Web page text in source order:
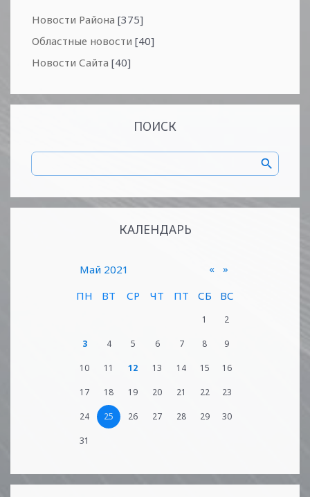
Новости Района [375]
Областные новости [40]
Новости Сайта [40]
ПОИСК
КАЛЕНДАРЬ
«
Май 2021
»
ПН
ВТ СР ЧТ ПТ СБ ВС
1 2
3 4 5 6 7 8 9
10 11 12 13 14 15 16
17 18 19 20 21 22 23
24 25 26 27 28 29 30
31